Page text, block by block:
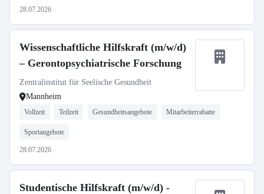
28.07.2026
Wissenschaftliche Hilfskraft (m/w/d)
– Gerontopsychiatrische Forschung
Zentralinstitut für Seelische Gesundheit
Mannheim
Vollzeit Teilzeit Gesundheitsangebote Mitarbeiterrabatte
Sportangebote
28.07.2026
Studentische Hilfskraft (m/w/d) -